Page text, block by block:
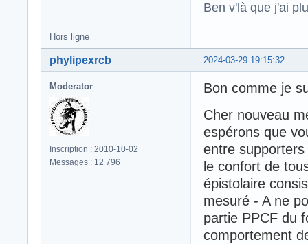
Ben v'là que j'ai
Hors ligne
2024-03-29 19:15:32
phylipexrcb
Moderator
Inscription : 2010-10-02
Messages : 12 796
Bon comme je
Cher nouveau
espérons que
entre
le confort de
épistolaire
mesuré - A ne
partie PPCF du
comportement